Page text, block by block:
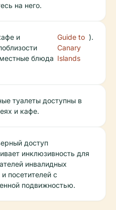
на него.
и
блюда
Guide to
Canary
Islands
).
туалеты доступны в
и кафе.
доступ
инклюзивность для
инвалидных
посетителей с
подвижностью.